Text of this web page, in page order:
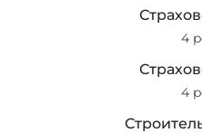
4
4